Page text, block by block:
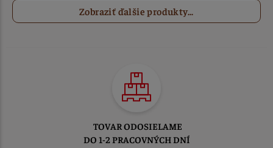
Zobraziť ďalšie produkty...
TOVAR ODOSIELAME
DO 1-2 PRACOVNÝCH DNÍ